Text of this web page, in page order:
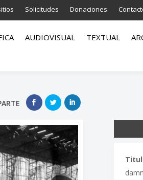
Solicitudes Donaciones
AUDIOVISUAL TEXTUAL